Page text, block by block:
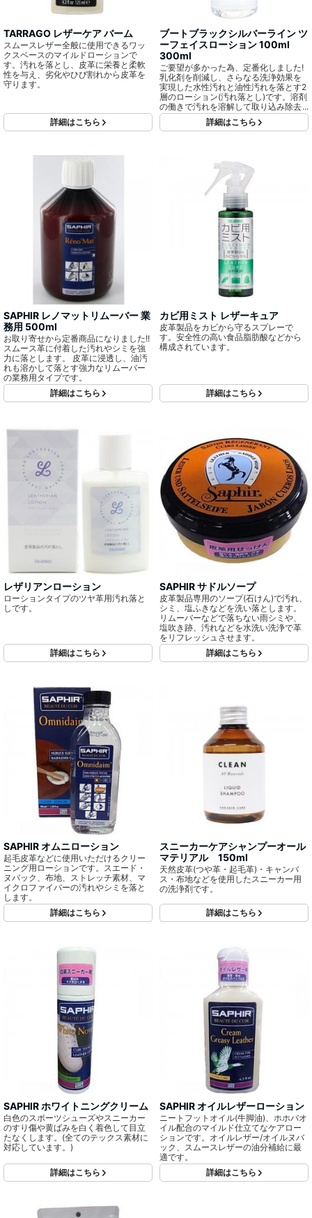
TARRAGO レザーケア バーム
スムースレザー全般に使用できるワッ
クスベースのマイルドローションで
す。汚れを落とし、皮革に栄養と柔軟
性を与え、劣化やひび割れから皮革を
守ります。
詳細はこちら
ブートブラックシルバーライン ツ
ーフェイスローション 100ml
300ml
ご要望が多かった為、定番化しました!
乳化剤を削減し、さらなる洗浄効果を
実現した水性汚れと油性汚れを落とす2
層のローション(汚れ落とし)です。溶剤
の働きで汚れを溶解して取り込み除去
します。油性汚れを落とす成分と、水
性汚れを落とすための成分が分離して
詳細はこちら
SAPHIR レノマットリムーバー 業
務用 500ml
お取り寄せから定番商品になりました!!
スムース革に付着した汚れやシミを強
力に落とします。 皮革に浸透し、油汚
れも溶かして落とす強力なリムーバー
の業務用タイプです。
詳細はこちら
カビ用ミスト レザーキュア
皮革製品をカビから守るスプレーで
す。安全性の高い食品脂肪酸などから
構成されています。
詳細はこちら
レザリアンローション
ローションタイプのツヤ革用汚れ落と
しです。
詳細はこちら
SAPHIR サドルソープ
皮革製品専用のソープ(石けん)で汚れ、
シミ、塩ふきなどを洗い落とします。
リムーバーなどで落ちない雨シミや、
塩吹き跡、汚れなどを水洗い洗浄で革
をリフレッシュさせます。
詳細はこちら
SAPHIR オムニローション
起毛皮革などに使用いただけるクリー
ニング用ローションです。スエード・
ヌバック、布地、ストレッチ素材、マ
イクロファイバーの汚れやシミを落と
します。
詳細はこちら
スニーカーケアシャンプーオール
マテリアル 150ml
天然皮革(つや革・起毛革)・キャンバ
ス・布地などを使用したスニーカー用
の洗浄剤です。
詳細はこちら
SAPHIR ホワイトニングクリーム
白色のスポーツシューズやスニーカー
のすり傷や黄ばみを白く着色して目立
たなくします。(全てのテックス素材に
対応しています。)
詳細はこちら
SAPHIR オイルレザーローション
ニートフットオイル(牛脚油)、ホホバオ
イル配合のマイルド仕立てなケアロー
ションです。オイルレザー/オイルヌバ
ック、スムースレザーの油分補給に最
適です。
詳細はこちら